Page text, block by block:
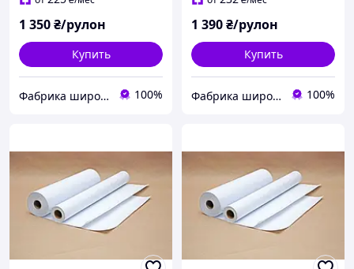
1 350₴/рулон
Купить
Фабрика широкоформатной бумаги 100%
1 390₴/рулон
Купить
Фабрика широкоформатной бумаги 100%